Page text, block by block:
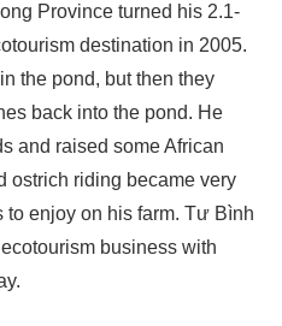
Province turned his 2.1-
destination in 2005.
the pond, but then they
back into the pond. He
and raised some African
ostrich riding became very
to enjoy on his farm. Tư Bình
business with